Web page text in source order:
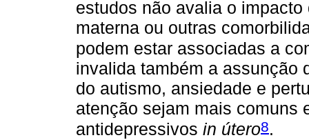
estudos não avalia o
materna ou outras
podem estar associadas a
invalida também a assunção
do autismo, ansiedade e
atenção sejam mais comuns
antidepressivos in útero8.